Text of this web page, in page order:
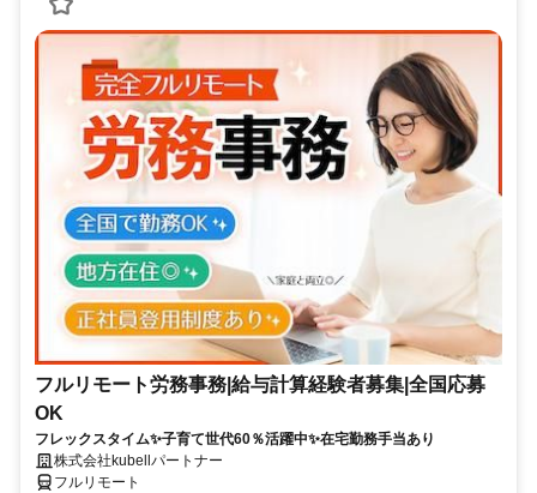
フルリモート労務事務|給与計算経験者募集|全国応募
OK
フレックスタイム✨子育て世代60％活躍中✨在宅勤務手当あり
株式会社kubellパートナー
フルリモート